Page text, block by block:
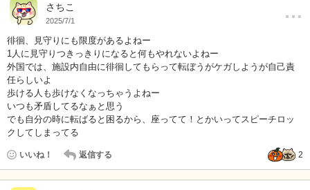
さちこ
2025/7/1 …
徘徊、見守りにも限度があるよねー
1人に見守りつきっきりになると何もやれないよねー
外国では、施設内自由に徘徊してもらって転ぼうがケガしようが自己責
任らしいよ
歩ける人も歩けなくなっちゃうよねー
いつも矛盾してるなぁと思う
でも自分の時に転ばると困るから、座ってて！とかいってスピーチロッ
クしてしまってる
いいね！ 返信する 2